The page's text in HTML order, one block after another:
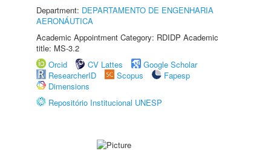
Department: DEPARTAMENTO DE ENGENHARIA
AERONÁUTICA
Academic Appointment Category: RDIDP Academic
title: MS-3.2
Orcid
CV Lattes
Google Scholar
ResearcherID
Scopus
Fapesp
Dimensions
Repositório Institucional UNESP